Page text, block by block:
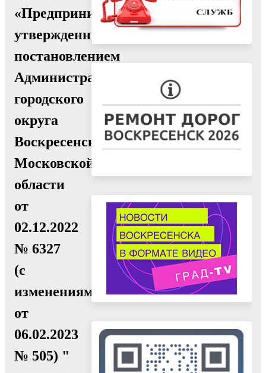
«Предпринимательство»,
утвержденную
постановлением
Администрации
городского
округа
Воскресенск
Московской
области
от
02.12.2022
№ 6327
(с
изменениями
от
06.02.2023
№ 505) "